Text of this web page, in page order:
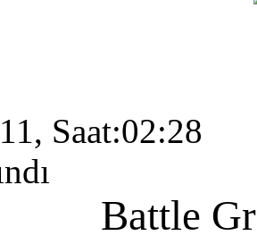
Saat:02:28
Battle